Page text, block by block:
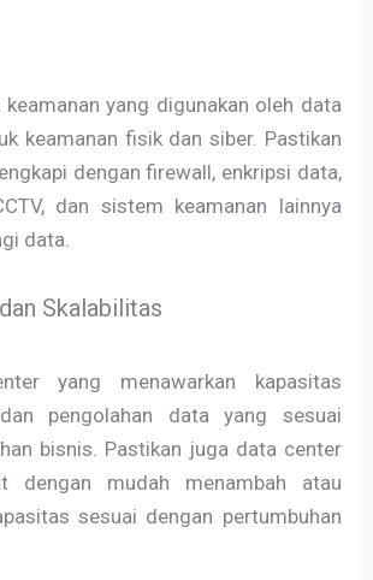
yang digunakan oleh data
keamanan fisik dan siber. Pastikan
dengan firewall, enkripsi data,
dan sistem keamanan lainnya
data.
Skalabilitas
yang menawarkan kapasitas
pengolahan data yang sesuai
bisnis. Pastikan juga data center
dengan mudah menambah atau
sesuai dengan pertumbuhan